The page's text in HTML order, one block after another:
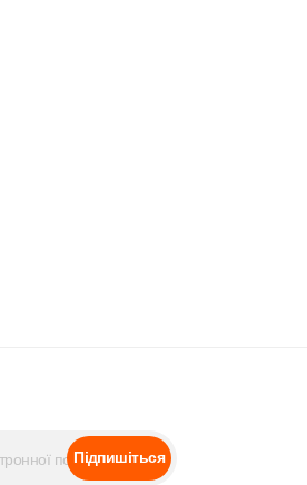
Підпишіться